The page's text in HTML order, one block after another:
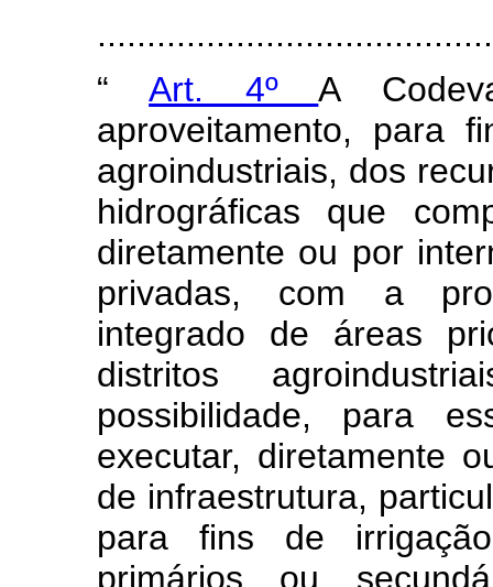
“Art. 4ºA
aproveitamento, para
agroindustriais, dos
hidrográficas que
diretamente ou por
privadas, com a
integrado de áreas
distritos
possibilidade, para
executar, diretamente
de infraestrutura,
para fins de
primários ou